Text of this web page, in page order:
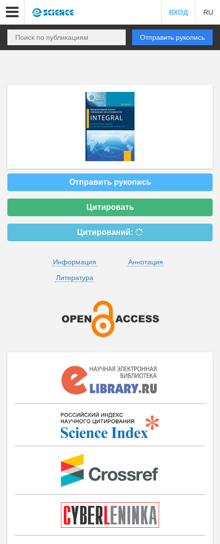
ВХОД RU
Отправить рукопись
Отправить рукопись
Цитировать
Цитирований:
Информация
Аннотация
Литература